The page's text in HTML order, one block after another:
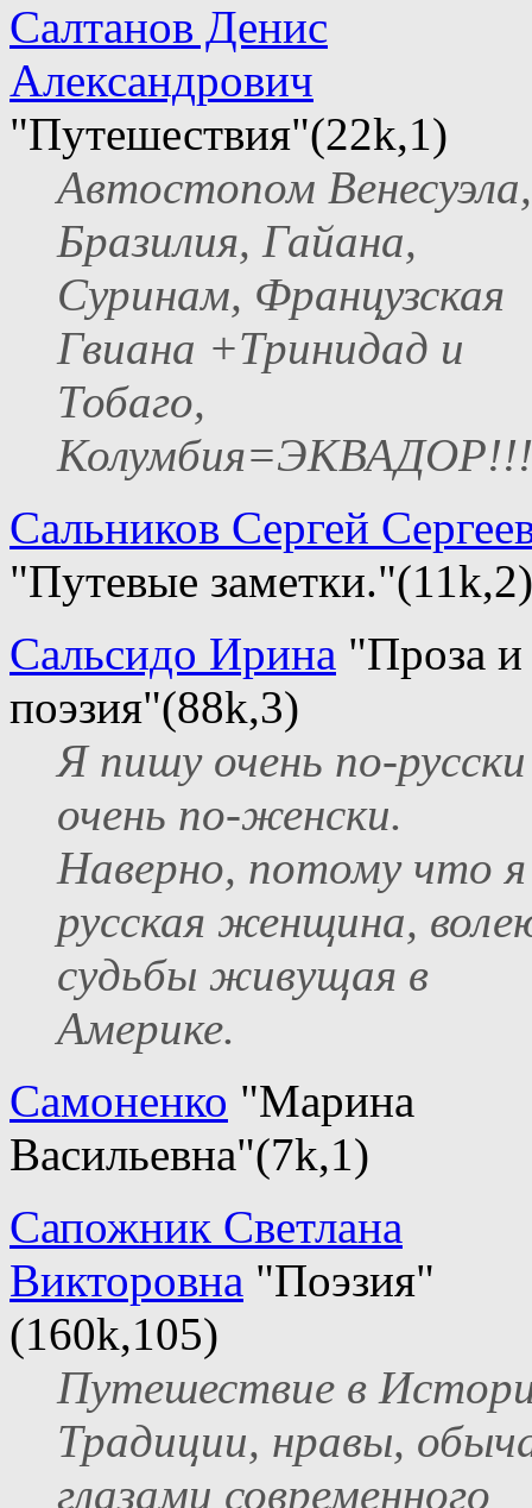
Салтанов Денис
Александрович
"Путешествия"(22k,1)
Автостопом Венесуэла,
Бразилия, Гайана,
Суринам, Французская
Гвиана +Тринидад и
Тобаго,
Колумбия=ЭКВАДОР!!!
Сальников Сергей
"Путевые заметки."(11k,2)
Сальсидо Ирина "Проза и
поэзия"(88k,3)
Я пишу очень по-
очень по-женски.
Наверно, потому что
русская женщина,
судьбы живущая в
Америке.
Самоненко "Марина
Васильевна"(7k,1)
Сапожник Светлана
Викторовна "Поэзия"
(160k,105)
Путешествие в
Традиции, нравы,
глазами современного